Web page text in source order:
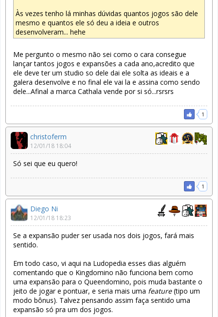
Às vezes tenho lá minhas dúvidas quantos jogos são dele
mesmo e quantos ele só deu a ideia e outros
desenvolveram... hehe
Me pergunto o mesmo não sei como o cara consegue
lançar tantos jogos e expansões a cada ano,acredito que
ele deve ter um studio so dele dai ele solta as ideais e a
galera desenvolve e no final ele vai la e assina como sendo
dele...Afinal a marca Cathala vende por si só...rsrsrs
1
christoferm
12/01/18 18:04
Só sei que eu quero!
1
Diego Ni
12/01/18 18:23
Se a expansão puder ser usada nos dois jogos, fará mais
sentido.
Em todo caso, vi aqui na Ludopedia esses dias alguém
comentando que o Kingdomino não funciona bem como
uma expansão para o Queendomino, pois muda bastante o
jeito de jogar e pontuar, e seria mais uma feature(tipo um
modo bônus). Talvez pensando assim faça sentido uma
expansão só pra um dos jogos.